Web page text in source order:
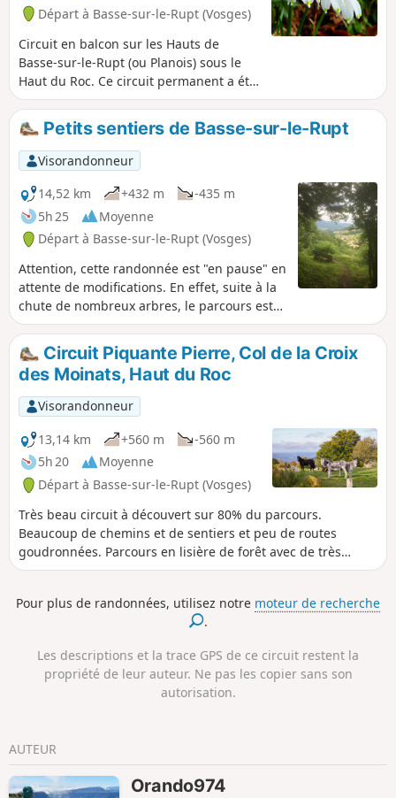
Départ à Basse-sur-le-Rupt (Vosges)
Circuit en balcon sur les Hauts de
Basse-sur-le-Rupt (ou Planois) sous le
Haut du Roc. Ce circuit permanent a été
tracé par le club du 3ème âge de
Planois. Il peut se faire dans les 2 sens.
Petits sentiers de Basse-sur-le-Rupt
Visorandonneur
14,52 km
+432 m
-435 m
5h 25
Moyenne
Départ à Basse-sur-le-Rupt (Vosges)
Attention, cette randonnée est "en pause" en
attente de modifications. En effet, suite à la
chute de nombreux arbres, le parcours est
obstrué et doit subir des modifications.
Veuillez nous en excuser. Randonnée
privilégiant les petits sentiers et treize
points de vue avec bancs autour de Basse-
sur-le-Rupt et du sommet du Haut du Roc.
Le parcours est la somme de différentes
parties de quatre sentiers circulaires
existants et très bien balisés.Deux boucles
possibles : 9 km ou 14,5 km.
Circuit Piquante Pierre, Col de la Croix
des Moinats, Haut du Roc
Visorandonneur
13,14 km
+560 m
-560 m
5h 20
Moyenne
Départ à Basse-sur-le-Rupt (Vosges)
Très beau circuit à découvert sur 80% du parcours.
Beaucoup de chemins et de sentiers et peu de routes
goudronnées. Parcours en lisière de forêt avec de très
belles vues sur les vallées et les sommets alentours.
Pour plus de randonnées, utilisez notre moteur de recherche
.
Les descriptions et la trace GPS de ce circuit restent la
propriété de leur auteur. Ne pas les copier sans son
autorisation.
AUTEUR
Orando974